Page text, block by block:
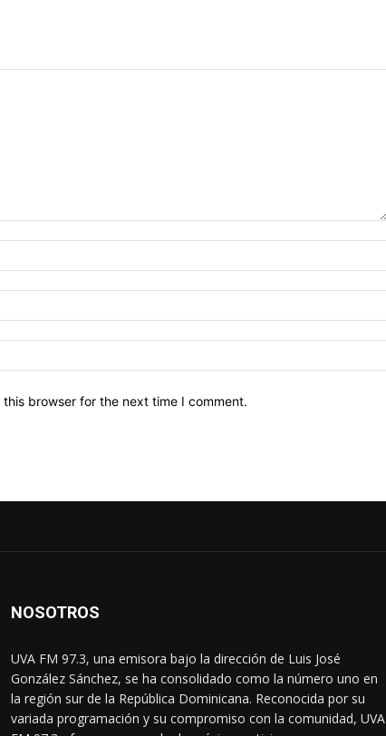
browser for the next time I comment.
NOSOTROS
UVA FM 97.3, una emisora bajo la dirección de Luis José
González Sánchez, se ha consolidado como la número uno en
la región sur de la República Dominicana. Reconocida por su
variada programación y su compromiso con la comunidad, UVA